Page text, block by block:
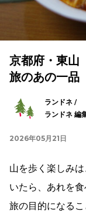
京都府・東山
旅のあの一品
ランドネ /
ランドネ 編
2026年05月21日
山を歩く楽しみ
いたら、あれを
旅の目的になる